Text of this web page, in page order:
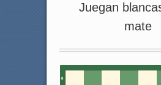
Juegan
mate
8